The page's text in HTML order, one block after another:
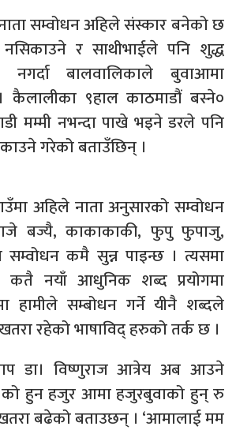
नाता सम्वोधन अहिले संस्कार बनेको छ
र साथीभाईले पनि शुद्ध
नगर्दा बालवालिकाले बुवाआमा
कैलालीका ९हाल काठमाडौं बस्ने०
मम्मी नभन्दा पाखे भइने डरले पनि
गरेको बताउँछिन् ।
अहिले नाता अनुसारको सम्वोधन
बज्यै, काकाकाकी, फुपु फुपाजु,
कमै सुन्न पाइन्छ । त्यसमा
नयाँ आधुनिक शब्द प्रयोगमा
हामीले सम्बोधन गर्ने यीनै शब्दले
रहेको भाषाविद् हरुको तर्क छ ।
डा। विष्णुराज आत्रेय अब आउने
को हुन हजुर आमा हजुरबुवाको हुन् रु
बढेको बताउछन् । ‘आमालाई मम